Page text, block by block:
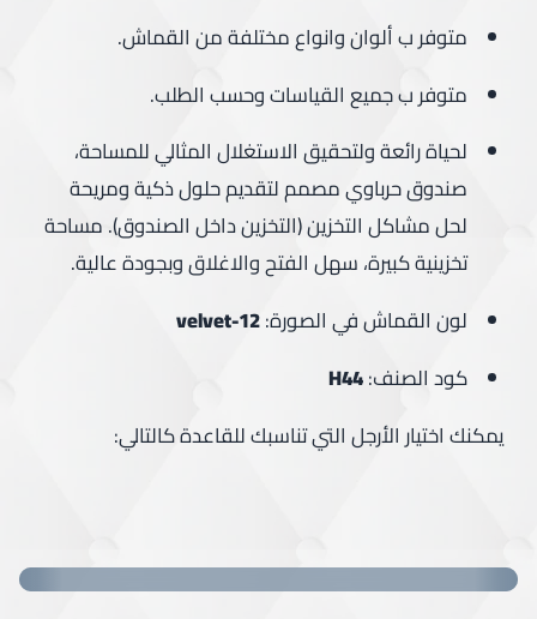
متوفر ب ألوان وانواع مختلفة من القماش.
متوفر ب جميع القياسات وحسب الطلب.
لحياة رائعة ولتحقيق الاستغلال المثالي للمساحة،
صندوق حرباوي مصمم لتقديم حلول ذكية ومريحة
لحل مشاكل التخزين (التخزين داخل الصندوق). مساحة
تخزينية كبيرة، سهل الفتح والاغلاق وبجودة عالية.
لون القماش في الصورة:velvet-12
كود الصنف:H44
يمكنك اختيار الأرجل التي تناسبك للقاعدة كالتالي: